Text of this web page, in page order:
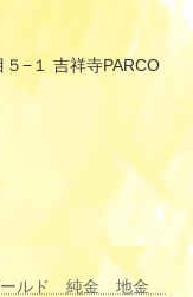
−１ 吉祥寺PARCO
ールド 純金 地金